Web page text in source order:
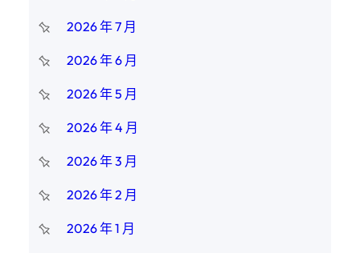
2026 年 7 月
2026 年 6 月
2026 年 5 月
2026 年 4 月
2026 年 3 月
2026 年 2 月
2026 年 1 月